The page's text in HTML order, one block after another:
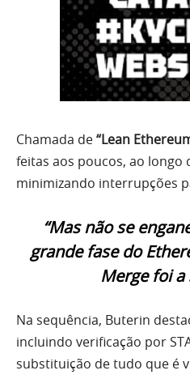
Chamada de“Lean
feitas aos poucos, ao longo
minimizando interrupções
“Mas não se
grande fase do
Merge foi a
Na sequência, Buterin
incluindo verificação por
substituição de tudo que é